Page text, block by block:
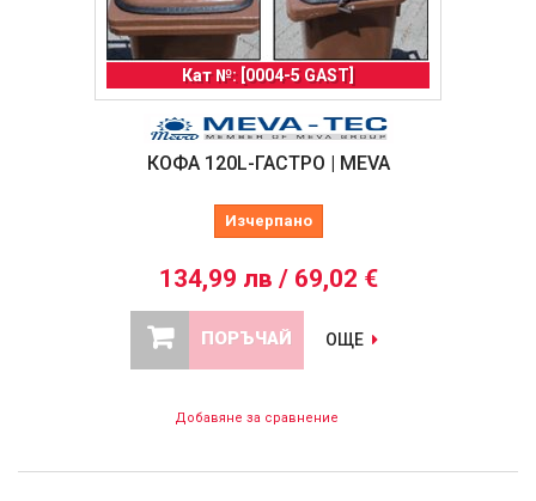
Кат №: [0004-5 GAST]
КОФА 120L-ГАСТРО | MEVA
Изчерпано
134,99 лв / 69,02 €
ПОРЪЧАЙ ОЩЕ
Добавяне за сравнение